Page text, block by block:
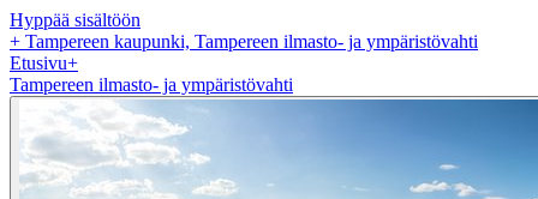
Hyppää sisältöön
+ Tampereen kaupunki, Tampereen ilmasto- ja ympäristövahti
Etusivu+
Tampereen ilmasto- ja ympäristövahti